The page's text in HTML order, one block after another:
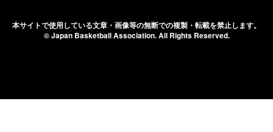
本サイトで使用している文章・画像等の無断での複製・転載を禁止します。
© Japan Basketball Association.All Rights Reserved.